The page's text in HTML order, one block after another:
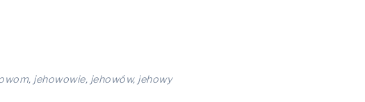
jehowowie, jehowów, jehowy